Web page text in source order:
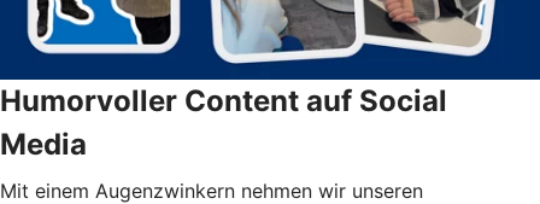
Humorvoller Content auf Social
Media
Mit einem Augenzwinkern nehmen wir unseren